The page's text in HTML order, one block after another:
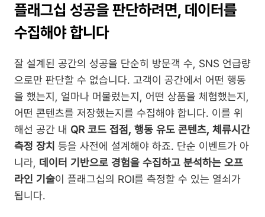
플래그십 성공을 판단하려면, 데이터를
수집해야 합니다
잘 설계된 공간의 성공을 단순히 방문객 수, SNS 언급량
으로만 판단할 수 없습니다. 고객이 공간에서 어떤 행동
을 했는지, 얼마나 머물렀는지, 어떤 상품을 체험했는지,
어떤 콘텐츠를 저장했는지를 수집해야 합니다. 이를 위
해선 공간 내 QR 코드 접점, 행동 유도 콘텐츠, 체류시간
측정 장치 등을 사전에 설계해야 하죠. 단순 이벤트가 아
니라, 데이터 기반으로 경험을 수집하고 분석하는 오프
라인 기술이 플래그십의 ROI를 측정할 수 있는 열쇠가
됩니다.